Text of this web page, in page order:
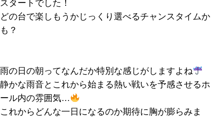
スタートでした！
どの台で楽しもうかじっくり選べるチャンスタイムか
も？
雨の日の朝ってなんだか特別な感じがしますよね
静かな雨音とこれから始まる熱い戦いを予感させるホ
ール内の雰囲気…
これからどんな一日になるのか期待に胸が膨らみま